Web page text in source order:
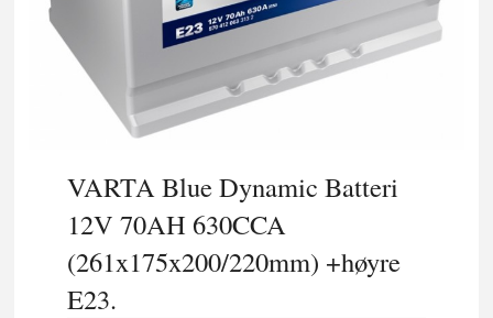
VARTA Blue Dynamic Batteri
12V 70AH 630CCA
(261x175x200/220mm) +høyre
E23.